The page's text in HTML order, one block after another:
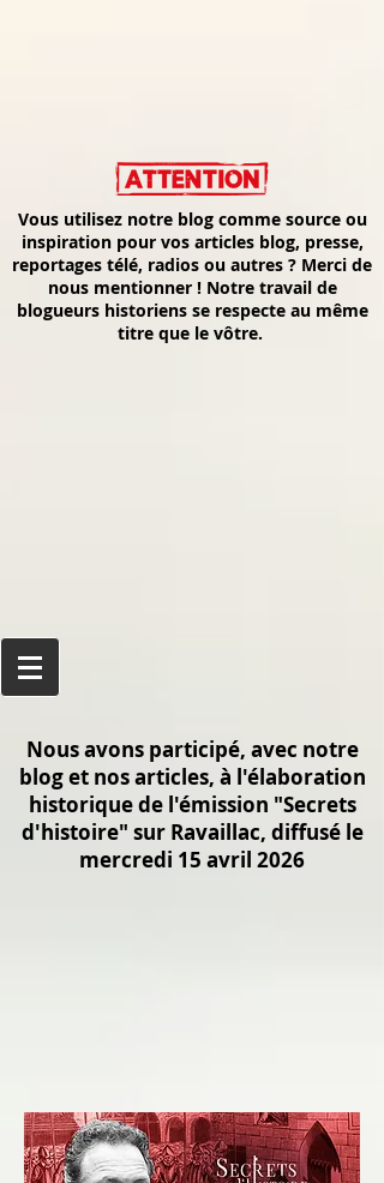
Vous utilisez notre blog comme source ou
inspiration pour vos articles blog, presse,
reportages télé, radios ou autres ? Merci de
nous mentionner ! Notre travail de
blogueurs historiens se respecte au même
titre que le vôtre.
Nous avons participé, avec notre
blog et nos articles, à l'élaboration
historique de l'émission "Secrets
d'histoire" sur Ravaillac, diffusé le
mercredi 15 avril 2026